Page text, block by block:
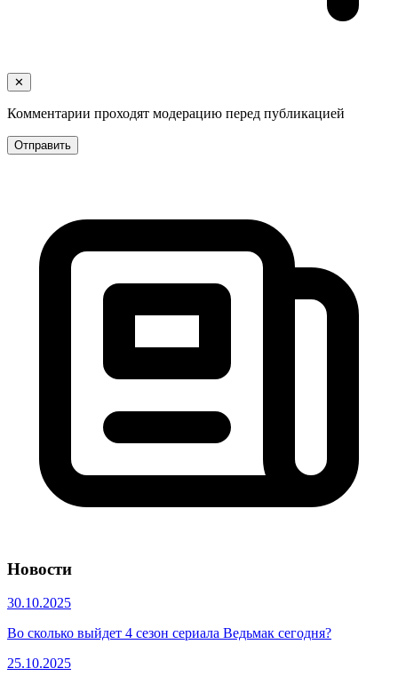
✕
Комментарии проходят модерацию перед публикацией
Отправить
Новости
30.10.2025
Во сколько выйдет 4 сезон сериала Ведьмак сегодня?
25.10.2025